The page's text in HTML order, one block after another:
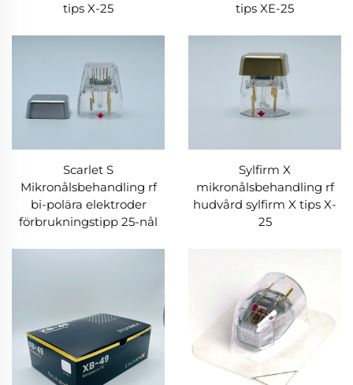
tips X-25
tips XE-25
Scarlet S
Mikronålsbehandling rf
bi-polära elektroder
förbrukningstipp 25-nål
Sylfirm X
mikronålsbehandling rf
hudvård sylfirm X tips X-
25